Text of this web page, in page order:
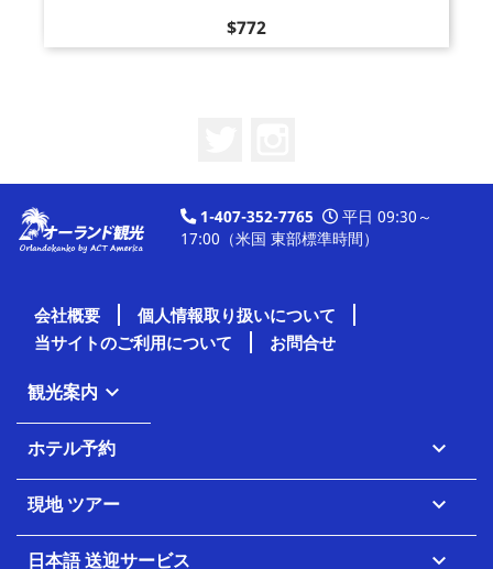
価
格
$772
1-407-352-7765
平日 09:30～
17:00（米国 東部標準時間）
会社概要
個人情報取り扱いについて
当サイトのご利用について
お問合せ
観光案内 
ホテル予約 
現地 ツアー 
日本語 送迎サービス 